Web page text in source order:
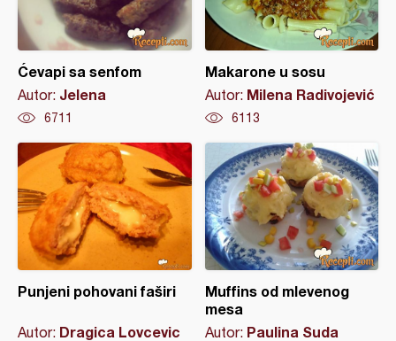
Ćevapi sa senfom
Autor: Jelena
6711
Makarone u sosu
Autor: Milena Radivojević
6113
Punjeni pohovani faširi
Autor: Dragica Lovcevic
Muffins od mlevenog
mesa
Autor: Paulina Suda